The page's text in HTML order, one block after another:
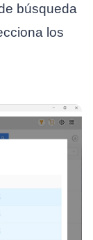
búsqueda
los